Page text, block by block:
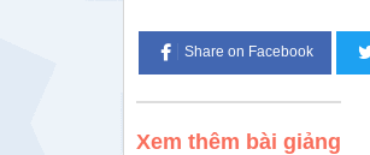
Share on Facebook
Xem thêm bài giảng